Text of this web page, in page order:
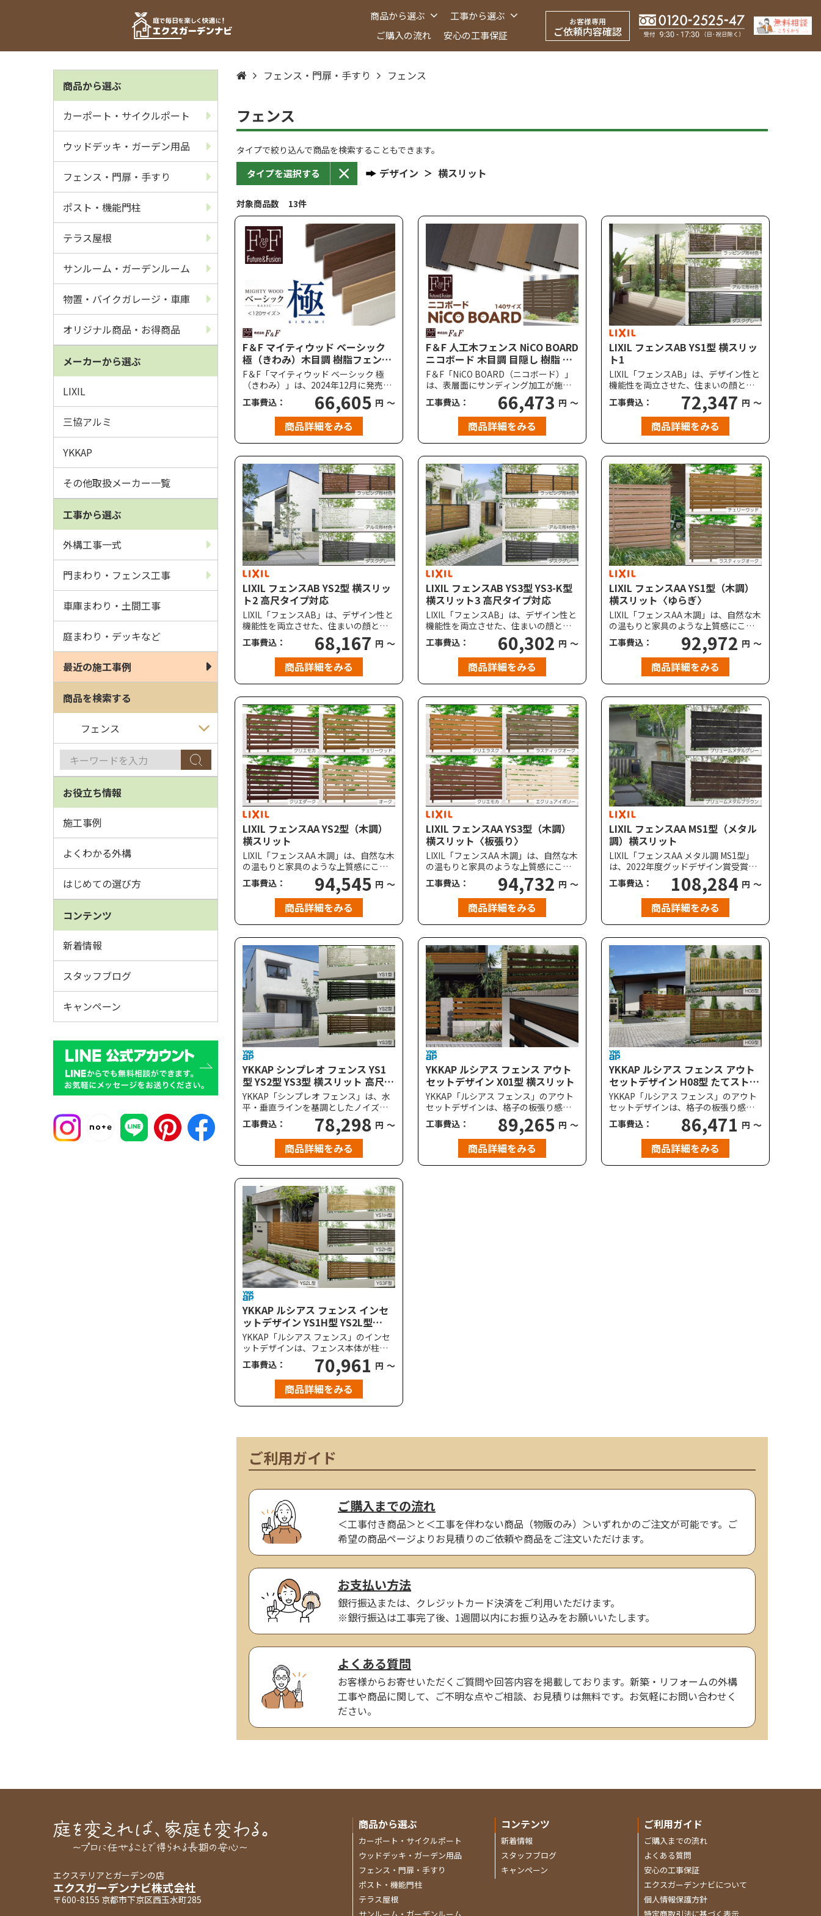
商品から選ぶ
工事から選ぶ
ご購入の流れ
安心の工事保証
お客様専用
ご依頼内容確認
商品から選ぶ
カーポート・サイクルポート
ウッドデッキ・ガーデン用品
フェンス・門扉・手すり
ポスト・機能門柱
テラス屋根
サンルーム・ガーデンルーム
物置・バイクガレージ・車庫
オリジナル商品・お得商品
メーカーから選ぶ
LIXIL
三協アルミ
YKKAP
その他取扱メーカー一覧
工事から選ぶ
外構工事一式
門まわり・フェンス工事
車庫まわり・土間工事
庭まわり・デッキなど
最近の施工事例
商品を検索する
お役立ち情報
施工事例
よくわかる外構
はじめての選び方
コンテンツ
新着情報
スタッフブログ
キャンペーン
フェンス・門扉・手すり フェンス
フェンス
タイプで絞り込んで商品を検索することもできます。
タイプを選択する デザイン 横スリット
対象商品数 13件
F＆F マイティウッド ベーシック
極（きわみ）木目調 樹脂フェンス
高尺タイプ対応
F＆F「マイティウッド ベーシック 極
（きわみ）」は、2024年12月に発売さ
れたコストパフォーマンスに優れた木
目調の樹脂フェンスです。光沢を抑え
たマットな質感と表面に施されたエン
ボス加工により、天然木の木目をリア
ルに再現され、高尺（高さがあるフェ
工事費込： 66,605 円 ～
商品詳細をみる
F＆F 人工木フェンス NiCO BOARD
ニコボード 木目調 目隠し 樹脂 高
尺タイプ対応
F＆F「NiCO BOARD（ニコボード）」
は、表層面にサンディング加工が施さ
れ、天然木の質感を再現した木目調
で、コストパフォーマンスに優れた木
粉入りの人工木フェンスです。樹脂は2
層構造を採用し、芯材（内側1層目）に
は木粉を配合しており、木材の香りも
目）は、木粉を含まないことで、雨シ
ミの抑制や耐候性の性能が向上してい
ます。以前からの「マイティウッド」
シリーズでは、樹脂フェンスのカテゴ
リーでしたが、LIXIL、三協アルミ、
YKKAPなどが人工木デッキ材に使用し
ている構造と同じ構造の仕様となりま
す。
工事費込： 66,473 円 ～
商品詳細をみる
LIXIL フェンスAB YS1型 横スリッ
ト1
LIXIL「フェンスAB」は、デザイン性と
機能性を両立させた、住まいの顔とな
るフェンスです。YS1型（横スリット｜
目隠し率80%）は、適度にプライバシ
ーを守りながら風と光を通すタイプ。
フェンス下の空き寸法は、全てのタイ
プで従来よりも狭い60mmを採用。道
守り、ペットもくぐり抜けがしづら
く、空き缶などのゴミも入りにくい設
計です。
工事費込： 72,347 円 ～
商品詳細をみる
LIXIL フェンスAB YS2型 横スリッ
ト2 高尺タイプ対応
LIXIL「フェンスAB」は、デザイン性と
機能性を両立させた、住まいの顔とな
るフェンスです。YS2型（横スリット｜
目隠し率80%）は、適度にプライバシ
ーを守りながら風と光を通すタイプ。
フェンス下の空き寸法は、全てのタイ
プで従来よりも狭い60mmを採用。道
守り、ペットもくぐり抜けがしづら
く、空き缶などのゴミも入りにくい設
計です。
工事費込： 68,167 円 ～
商品詳細をみる
LIXIL フェンスAB YS3型 YS3-K型
横スリット3 高尺タイプ対応
LIXIL「フェンスAB」は、デザイン性と
機能性を両立させた、住まいの顔とな
るフェンスです。YS3型（横スリット｜
目隠し率80%）は、適度にプライバシ
ーを守りながら風と光を通すタイプ。
フェンス下の空き寸法は、全てのタイ
プで従来よりも狭い60mmを採用。道
守り、ペットもくぐり抜けがしづら
く、空き缶などのゴミも入りにくい設
計です。
工事費込： 60,302 円 ～
商品詳細をみる
LIXIL フェンスAA YS1型（木調）
横スリット〈ゆらぎ〉
LIXIL「フェンスAA 木調」は、自然な木
の温もりと家具のような上質感にこだ
わり、細部までリアルな木目を表現。
YS1型（横スリット〈ゆらぎ〉｜目隠し
率90%）は、木調ならではのゆらぎを
表現した、やさしさのあるデザインで
す。フレームから柱まで木目調のた
やお庭の目隠しフェンスにも最適で
す。
工事費込： 92,972 円 ～
商品詳細をみる
LIXIL フェンスAA YS2型（木調）
横スリット
LIXIL「フェンスAA 木調」は、自然な木
の温もりと家具のような上質感にこだ
わり、細部までリアルな木目を表現。
YS2型（横スリット｜目隠し率70%）
は、開放感とプライバシー確保を両立
させたデザインです。フレームから柱
まで木目調のため、住まいの顔となる
スにも最適です。
工事費込： 94,545 円 ～
商品詳細をみる
LIXIL フェンスAA YS3型（木調）
横スリット〈板張り〉
LIXIL「フェンスAA 木調」は、自然な木
の温もりと家具のような上質感にこだ
わり、細部までリアルな木目を表現。
YS3型（横スリット〈板張り〉｜目隠し
率80%）は、軽快で連続感のある板張
り調のデザインです。フレームから柱
まで木目調のため、住まいの顔となる
スにも最適です。
工事費込： 94,732 円 ～
商品詳細をみる
LIXIL フェンスAA MS1型（メタル
調）横スリット
LIXIL「フェンスAA メタル調 MS1型」
は、2022年度グッドデザイン賞受賞。
経年劣化した錆びた風合い（ラステ
ィ）と質感が表現され、鉄を思わせる
リアル感を追求した「ブリュームメタ
ル色」は、表面の凸凹や色の濃淡があ
りファサードで存在感を放ちます。重
れています。
工事費込： 108,284 円 ～
商品詳細をみる
YKKAP シンプレオ フェンス YS1
型 YS2型 YS3型 横スリット 高尺タ
イプ対応
YKKAP「シンプレオ フェンス」は、水
平・垂直ラインを基調としたノイズレ
スでミニマルなデザインで、スタンダ
ードなアルミ形材フェンスです。機能
性とコストパフォーマンスを兼ね備
え、どのような建物の外観にも自然と
溶け込みます。耐風圧強度は、標準で
に対応しています。
工事費込： 78,298 円 ～
商品詳細をみる
YKKAP ルシアス フェンス アウト
セットデザイン X01型 横スリット
YKKAP「ルシアス フェンス」のアウト
セットデザインは、格子の板張り感が
際立つ木目調のデザインが、洋風から
和風、モダンからクラシックまで幅広
い住宅におすすめのフェンスです。耐
風圧強度は、標準で風速34m/秒相当
（柱ピッチ2m以下）に対応していま
工事費込： 89,265 円 ～
商品詳細をみる
YKKAP ルシアス フェンス アウト
セットデザイン H08型 たてストラ
イプ H09型 横ストライプ
YKKAP「ルシアス フェンス」のアウト
セットデザインは、格子の板張り感が
際立つ木目調のデザインが、洋風から
和風、モダンからクラシックまで幅広
い住宅におすすめのフェンスです。耐
風圧強度は、標準で風速34m/秒相当
（柱ピッチ2m以下）に対応していま
工事費込： 86,471 円 ～
商品詳細をみる
YKKAP ルシアス フェンス インセ
ットデザイン YS1H型 YS2L型
YS2H型 YS3F型 横スリット 高尺タ
イプ対応
YKKAP「ルシアス フェンス」のインセ
ットデザインは、フェンス本体が柱と
同一面になることで、凹凸の少ないフ
ラットでノイズレスなアルミフェンス
です。フレームとパネルが面一に揃う
納まりは、住宅の外壁や他のエクステ
リアと調和し、洗練されたモダンな印
下）に対応しています。
工事費込： 70,961 円 ～
商品詳細をみる
ご利用ガイド
ご購入までの流れ
＜工事付き商品＞と＜工事を伴わない商品（物販のみ）＞いずれかのご注文が可能です。ご
希望の商品ページよりお見積りのご依頼や商品をご注文いただけます。
お支払い方法
銀行振込または、クレジットカード決済をご利用いただけます。
※銀行振込は工事完了後、1週間以内にお振り込みをお願いいたします。
よくある質問
お客様からお寄せいただくご質問や回答内容を掲載しております。新築・リフォームの外構
工事や商品に関して、ご不明な点やご相談、お見積りは無料です。お気軽にお問い合わせく
ださい。
エクステリアとガーデンの店
エクスガーデンナビ株式会社
〒600-8155 京都市下京区西玉水町285
商品から選ぶ
カーポート・サイクルポート
ウッドデッキ・ガーデン用品
フェンス・門扉・手すり
ポスト・機能門柱
テラス屋根
サンルーム・ガーデンルーム
コンテンツ
新着情報
スタッフブログ
キャンペーン
ご利用ガイド
ご購入までの流れ
よくある質問
安心の工事保証
エクスガーデンナビについて
個人情報保護方針
特定商取引法に基づく表示